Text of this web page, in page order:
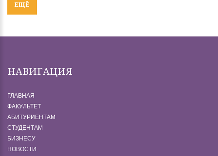
ЕЩЁ
НАВИГАЦИЯ
ГЛАВНАЯ
ФАКУЛЬТЕТ
АБИТУРИЕНТАМ
СТУДЕНТАМ
БИЗНЕСУ
НОВОСТИ